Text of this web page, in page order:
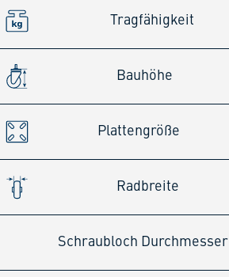
Tragfähigkeit
Bauhöhe
Plattengröße
Radbreite
Schraubloch Durchmesser